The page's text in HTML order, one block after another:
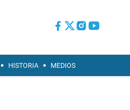
HISTORIA MEDIOS